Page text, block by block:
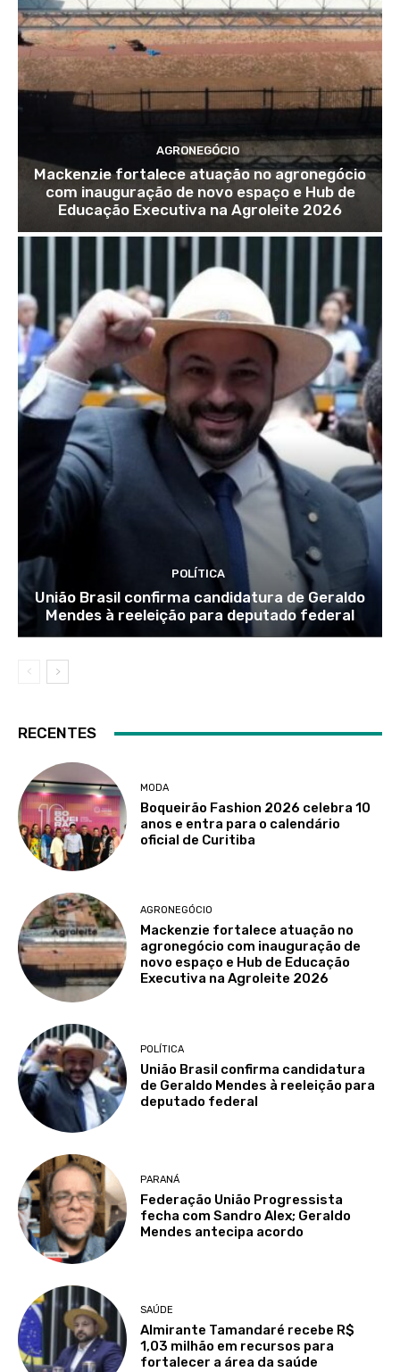
AGRONEGÓCIO
Mackenzie fortalece atuação no agronegócio
com inauguração de novo espaço e Hub de
Educação Executiva na Agroleite 2026
POLÍTICA
União Brasil confirma candidatura de Geraldo
Mendes à reeleição para deputado federal
RECENTES
MODA
Boqueirão Fashion 2026 celebra 10
anos e entra para o calendário
oficial de Curitiba
AGRONEGÓCIO
Mackenzie fortalece atuação no
agronegócio com inauguração de
novo espaço e Hub de Educação
Executiva na Agroleite 2026
POLÍTICA
União Brasil confirma candidatura
de Geraldo Mendes à reeleição para
deputado federal
PARANÁ
Federação União Progressista
fecha com Sandro Alex; Geraldo
Mendes antecipa acordo
SAÚDE
Almirante Tamandaré recebe R$
1,03 milhão em recursos para
fortalecer a área da saúde